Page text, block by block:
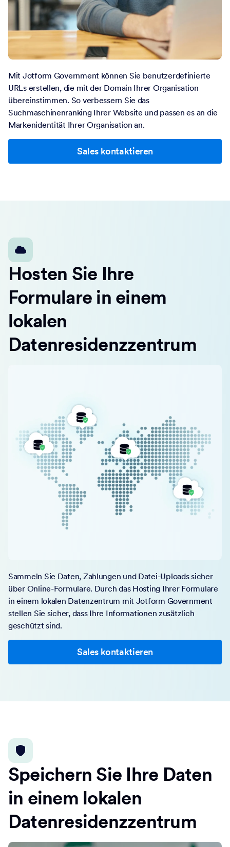
Mit Jotform Government können Sie benutzerdefinierte
URLs erstellen, die mit der Domain Ihrer Organisation
übereinstimmen. So verbessern Sie das
Suchmaschinenranking Ihrer Website und passen es an die
Markenidentität Ihrer Organisation an.
Sales kontaktieren
Hosten Sie Ihre
Formulare in einem
lokalen
Datenresidenzzentrum
Sammeln Sie Daten, Zahlungen und Datei-Uploads sicher
über Online-Formulare. Durch das Hosting Ihrer Formulare
in einem lokalen Datenzentrum mit Jotform Government
stellen Sie sicher, dass Ihre Informationen zusätzlich
geschützt sind.
Sales kontaktieren
Speichern Sie Ihre Daten
in einem lokalen
Datenresidenzzentrum